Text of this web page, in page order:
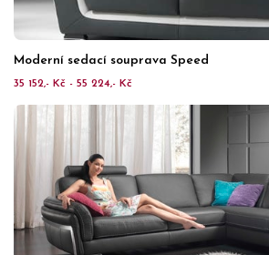
Moderní sedací souprava Speed
35 152,- Kč - 55 224,- Kč